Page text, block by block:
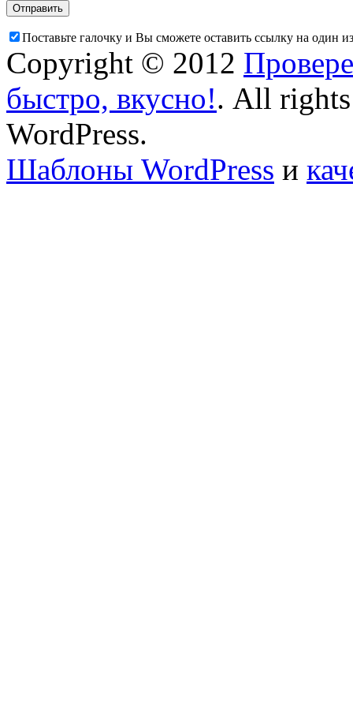
Поставьте галочку и Вы сможете оставить ссылку на один
Copyright © 2012
быстро, вкусно!. All rights
WordPress.
Шаблоны WordPress и